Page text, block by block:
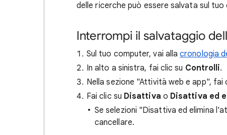
delle ricerche può essere salvata sul tuo
Interrompi il salvataggio
Sul tuo computer, vai allacronologia
In alto a sinistra, fai clic su Controlli.
Nella sezione "Attività web e app", fai
Fai clic su Disattiva o Disattiva ed
Se selezioni "Disattiva ed elimina
cancellare.